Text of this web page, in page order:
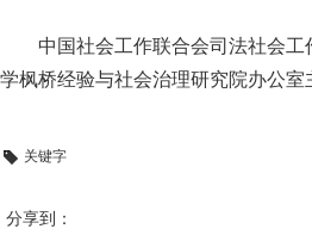
中国社会工作联合会司法社会
学枫桥经验与社会治理研究院办公室
关键字
分享到：